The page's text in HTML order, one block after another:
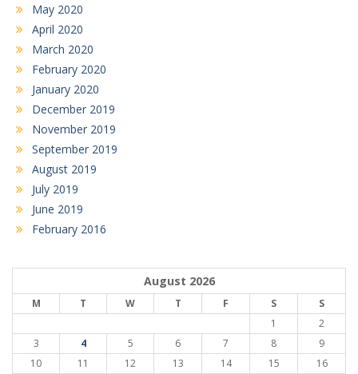
May 2020
April 2020
March 2020
February 2020
January 2020
December 2019
November 2019
September 2019
August 2019
July 2019
June 2019
February 2016
August 2026
M T W T F S
S
1
2
3
4 5 6 7 8
9
10
11 12 13 14 15
16